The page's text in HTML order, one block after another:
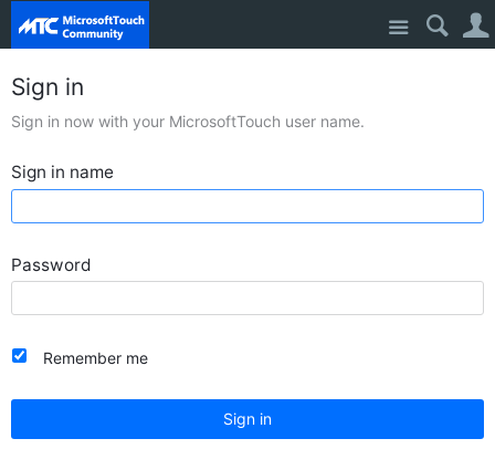
Site
Sign in
Sign in now with your MicrosoftTouch user name.
Sign in name
Password
Remember me
Sign in